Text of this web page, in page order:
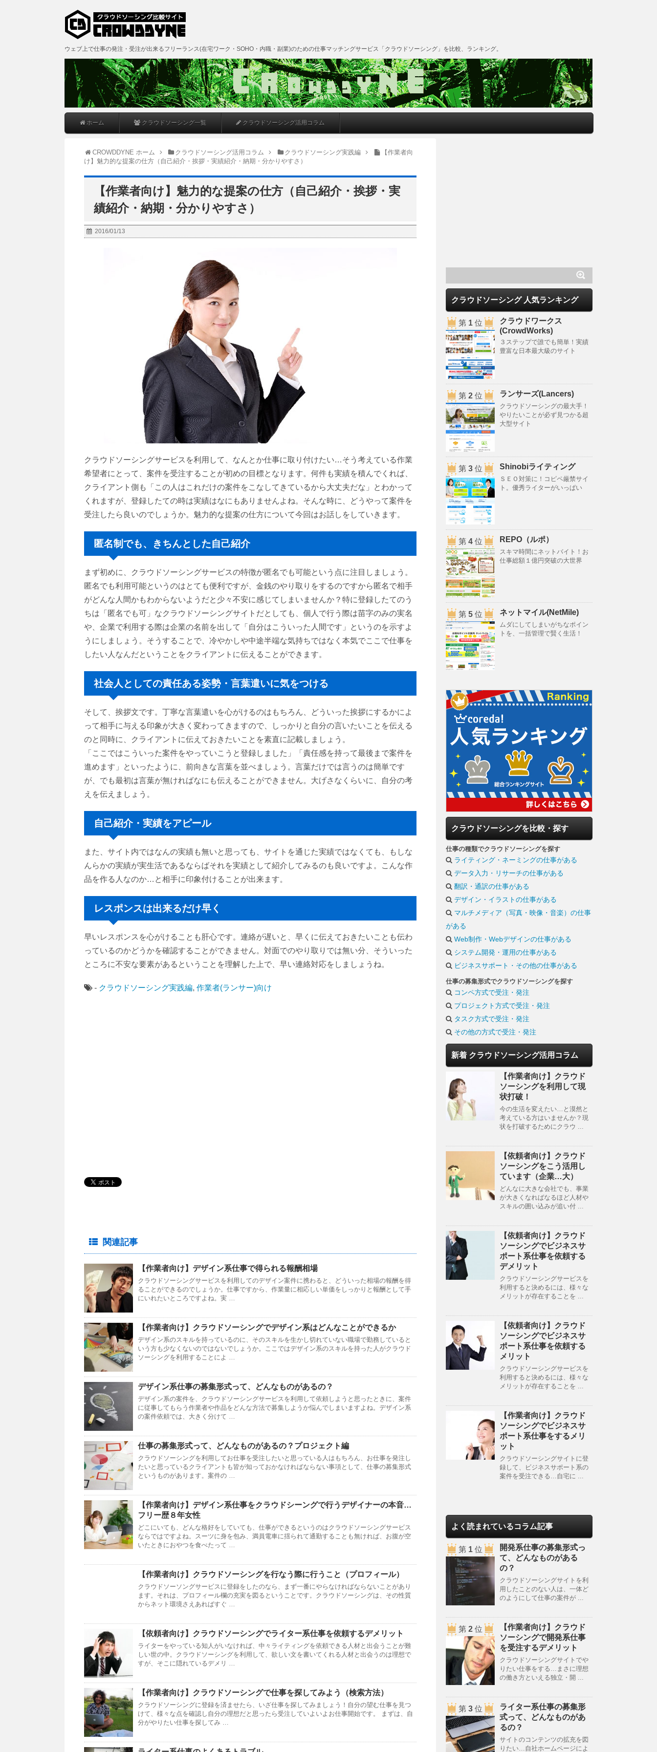
ウェブ上で仕事の発注・受注が出来るフリーランス(在宅ワーク・SOHO・内職・副業)のための仕事マッチングサービス「クラウドソーシング」を比較、ランキング。
ホーム クラウドソーシング一覧 クラウドソーシング活用コラム
CROWDDYNE ホーム クラウドソーシング活用コラム クラウドソーシング実践編
【作業者向
け】魅力的な提案の仕方（自己紹介・挨拶・実績紹介・納期・分かりやすさ）
【作業者向け】魅力的な提案の仕方（自己紹介・挨拶・実
績紹介・納期・分かりやすさ）
2016/01/13
クラウドソーシングサービスを利用して、なんとか仕事に取り付けたい…そう考えている作業
希望者にとって、案件を受注することが初めの目標となります。何件も実績を積んでくれば、
クライアント側も「この人はこれだけの案件をこなしてきているから大丈夫だな」とわかって
くれますが、登録したての時は実績はなにもありませんよね。そんな時に、どうやって案件を
受注したら良いのでしょうか。魅力的な提案の仕方について今回はお話しをしていきます。
匿名制でも、きちんとした自己紹介
まず初めに、クラウドソーシングサービスの特徴が匿名でも可能という点に注目しましょう。
匿名でも利用可能というのはとても便利ですが、金銭のやり取りをするのですから匿名で相手
がどんな人間かもわからないようだと少々不安に感じてしまいませんか？特に登録したてのう
ちは「匿名でも可」なクラウドソーシングサイトだとしても、個人で行う際は苗字のみの実名
や、企業で利用する際は企業の名前を出して「自分はこういった人間です」というのを示すよ
うにしましょう。そうすることで、冷やかしや中途半端な気持ちではなく本気でここで仕事を
したい人なんだということをクライアントに伝えることができます。
社会人としての責任ある姿勢・言葉遣いに気をつける
そして、挨拶文です。丁寧な言葉遣いを心がけるのはもちろん、どういった挨拶にするかによ
って相手に与える印象が大きく変わってきますので、しっかりと自分の言いたいことを伝える
のと同時に、クライアントに伝えておきたいことを素直に記載しましょう。
「ここではこういった案件をやっていこうと登録しました」「責任感を持って最後まで案件を
進めます」といったように、前向きな言葉を並べましょう。言葉だけでは言うのは簡単です
が、でも最初は言葉が無ければなにも伝えることができません。大げさなくらいに、自分の考
えを伝えましょう。
自己紹介・実績をアピール
また、サイト内ではなんの実績も無いと思っても、サイトを通じた実績ではなくても、もしな
んらかの実績が実生活であるならばそれを実績として紹介してみるのも良いですよ。こんな作
品を作る人なのか…と相手に印象付けることが出来ます。
レスポンスは出来るだけ早く
早いレスポンスを心がけることも肝心です。連絡が遅いと、早くに伝えておきたいことも伝わ
っているのかどうかを確認することができません。対面でのやり取りでは無い分、そういった
ところに不安な要素があるということを理解した上で、早い連絡対応をしましょうね。
- クラウドソーシング実践編, 作業者(ランサー)向け
関連記事
【作業者向け】デザイン系仕事で得られる報酬相場
クラウドソーシングサービスを利用してのデザイン案件に携わると、どういった相場の報酬を得
ることができるのでしょうか。仕事ですから、作業量に相応しい単価をしっかりと報酬として手
にいれたいところですよね。実 …
【作業者向け】クラウドソーシングでデザイン系はどんなことができるか
デザイン系のスキルを持っているのに、そのスキルを生かし切れていない職場で勤務していると
いう方も少なくないのではないでしょうか。ここではデザイン系のスキルを持った人がクラウド
ソーシングを利用することによ …
デザイン系仕事の募集形式って、どんなものがあるの？
デザイン系の案件を、クラウドソーシングサービスを利用して依頼しようと思ったときに、案件
に従事してもらう作業者や作品をどんな方法で募集しようか悩んでしまいますよね。デザイン系
の案件依頼では、大きく分けて …
仕事の募集形式って、どんなものがあるの？プロジェクト編
クラウドソーシングを利用してお仕事を受注したいと思っている人はもちろん、お仕事を発注し
たいと思っているクライアントも皆が知っておかなければならない事項として、仕事の募集形式
というものがあります。案件の …
【作業者向け】デザイン系仕事をクラウドシーングで行うデザイナーの本音…
フリー歴８年女性
どこにいても、どんな格好をしていても、仕事ができるというのはクラウドソーシングサービス
ならではですよね。スーツに身を包み、満員電車に揺られて通勤することも無ければ、お腹が空
いたときにおやつを食べたって …
【作業者向け】クラウドソーシングを行なう際に行うこと（プロフィール）
クラウドソーソングサービスに登録をしたのなら、まず一番にやらなければならないことがあり
ます。それは、プロフィール欄の充実を図るということです。クラウドソーシングは、その性質
からネット環境さえあればすぐ …
【依頼者向け】クラウドソーシングでライター系仕事を依頼するデメリット
ライターをやっている知人がいなければ、中々ライティングを依頼できる人材と出会うことが難
しい世の中。クラウドソーシングを利用して、欲しい文を書いてくれる人材と出会うのは理想で
すが、そこに隠れているデメリ …
【作業者向け】クラウドソーシングで仕事を探してみよう（検索方法）
クラウドソーシングに登録を済ませたら、いざ仕事を探してみましょう！自分の望む仕事を見つ
けて、様々な点を確認し自分の理想だと思ったら受注していよいよお仕事開始です。 まずは、自
分がやりたい仕事を探してみ …
クラウドソーシング 人気ランキング
第 1位
クラウドワークス
(CrowdWorks)
３ステップで誰でも簡単！実績
豊富な日本最大級のサイト
第 2位 ランサーズ(Lancers)
クラウドソーシングの最大手！
やりたいことが必ず見つかる超
大型サイト
第 3位 Shinobiライティング
ＳＥＯ対策に！コピペ厳禁サイ
ト。優秀ライターがいっぱい
第 4位 REPO（ルポ）
スキマ時間にネットバイト！お
仕事総額１億円突破の大世界
第 5位 ネットマイル(NetMile)
ムダにしてしまいがちなポイン
トを、一括管理で賢く生活！
クラウドソーシングを比較・探す
仕事の種類でクラウドソーシングを探す
ライティング・ネーミングの仕事がある
データ入力・リサーチの仕事がある
翻訳・通訳の仕事がある
デザイン・イラストの仕事がある
マルチメディア（写真・映像・音楽）の仕事
がある
Web制作・Webデザインの仕事がある
システム開発・運用の仕事がある
ビジネスサポート・その他の仕事がある
仕事の募集形式でクラウドソーシングを探す
コンペ方式で受注・発注
プロジェクト方式で受注・発注
タスク方式で受注・発注
その他の方式で受注・発注
新着 クラウドソーシング活用コラム
【作業者向け】クラウド
ソーシングを利用して現
状打破！
今の生活を変えたい…と漠然と
考えている方はいませんか？現
状を打破するためにクラウ ...
【依頼者向け】クラウド
ソーシングをこう活用し
ています（企業…大）
どんなに大きな会社でも、事業
が大きくなればなるほど人材や
スキルの囲い込みが追い付 ...
【依頼者向け】クラウド
ソーシングでビジネスサ
ポート系仕事を依頼する
デメリット
クラウドソーシングサービスを
利用すると決めるには、様々な
メリットが存在することを ...
【依頼者向け】クラウド
ソーシングでビジネスサ
ポート系仕事を依頼する
メリット
クラウドソーシングサービスを
利用すると決めるには、様々な
メリットが存在することを ...
【作業者向け】クラウド
ソーシングでビジネスサ
ポート系仕事をするメリ
ット
クラウドソーシングサイトに登
録して、ビジネスサポート系の
案件を受注できる…自宅に ...
よく読まれているコラム記事
第 1位
開発系仕事の募集形式っ
て、どんなものがある
の？
クラウドソーシングサイトを利
用したことのない人は、一体ど
のようにして仕事の案件が ...
第 2位
【作業者向け】クラウド
ソーシングで開発系仕事
を受注するデメリット
クラウドソーシングサイトでや
りたい仕事をする…まさに理想
の働き方といえる独立・開 ...
第 3位
ライター系仕事の募集形
式って、どんなものがあ
るの？
サイトのコンテンツの拡充を図
りたい…自社ホームページによ